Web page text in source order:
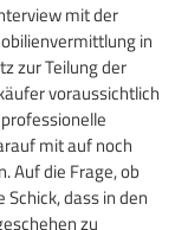
mit der
in
zur Teilung der
voraussichtlich
mit auf noch
Auf die Frage, ob
dass in den
zu